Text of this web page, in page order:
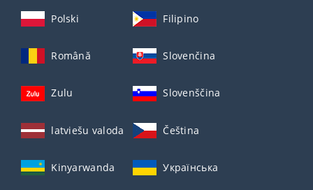
Polski Filipino
Română Slovenčina
Zulu Slovenščina
latviešu valoda Čeština
Kinyarwanda Українська